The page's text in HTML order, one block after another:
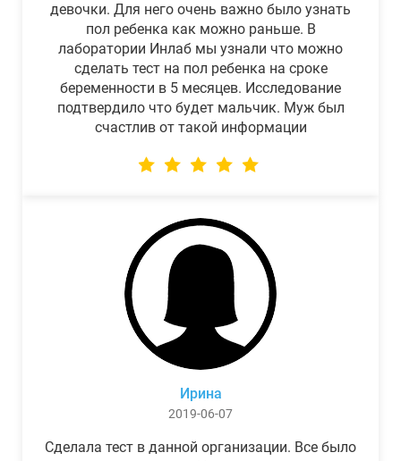
девочки. Для него очень важно было узнать
пол ребенка как можно раньше. В
лаборатории Инлаб мы узнали что можно
сделать тест на пол ребенка на сроке
беременности в 5 месяцев. Исследование
подтвердило что будет мальчик. Муж был
счастлив от такой информации
Ирина
2019-06-07
Сделала тест в данной организации. Все было